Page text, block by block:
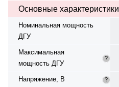
Основные характеристики
Номинальная мощность
ДГУ
Максимальная
мощность ДГУ
?
Напряжение, В ?